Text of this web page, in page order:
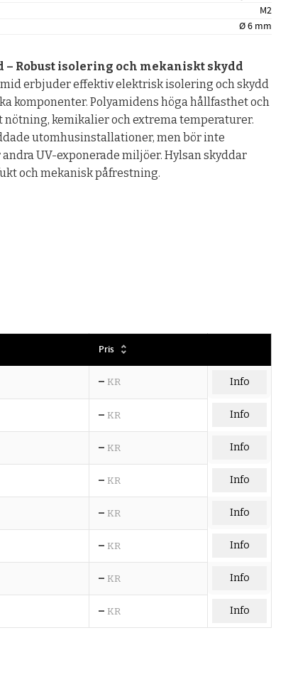
M2
Ø 6 mm
Robust isolering och mekaniskt skydd
erbjuder effektiv elektrisk isolering och skydd
komponenter. Polyamidens höga hållfasthet och
kemikalier och extrema temperaturer.
utomhusinstallationer, men bör inte
UV-exponerade miljöer. Hylsan skyddar
och mekanisk påfrestning.
Pris
– KR Info
– KR Info
– KR Info
– KR Info
– KR Info
– KR Info
– KR Info
– KR Info